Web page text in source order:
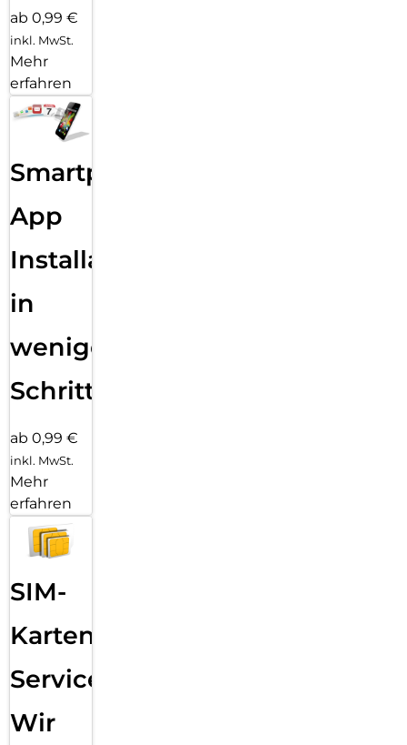
ab 0,99 €
inkl. MwSt.
Mehr
erfahren
Smartphone
App
Installation
in
wenigen
Schritten
ab 0,99 €
inkl. MwSt.
Mehr
erfahren
SIM-
Karten
Service:
Wir